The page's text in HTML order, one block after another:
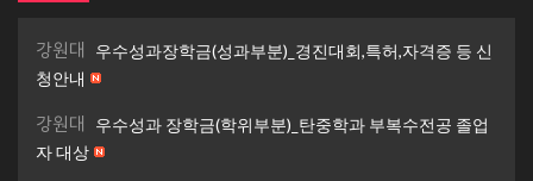
강원대
우수성과장학금(성과부분)_경진대회,특허,자격증 등 신
청안내
강원대
우수성과 장학금(학위부분)_탄중학과 부복수전공 졸업
자 대상